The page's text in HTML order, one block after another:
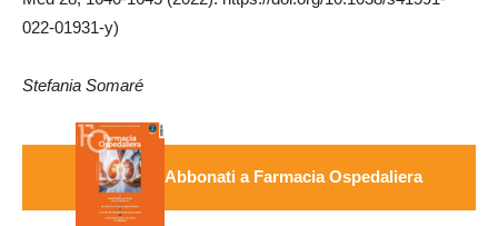
022-01931-y)
Stefania Somaré
Abbonati a Farmacia Ospedaliera